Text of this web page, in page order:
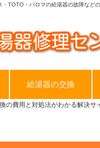
・TOTO・パロマの給湯器の故障など
給湯器の交換
の費用と対処法がわかる解決サ